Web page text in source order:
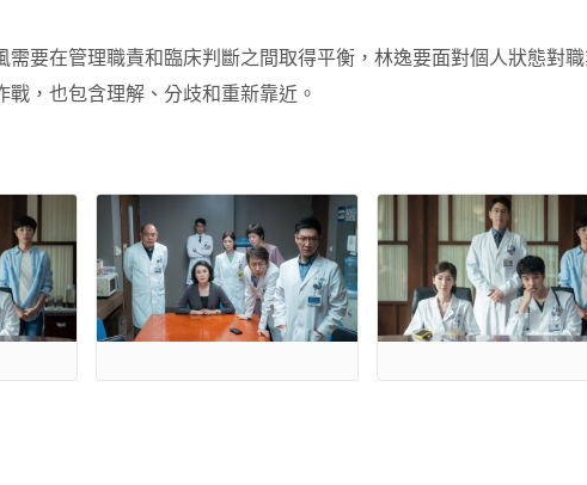
要在管理職責和臨床判斷之間取得平衡，林逸要面對個人狀態對
，也包含理解、分歧和重新靠近。